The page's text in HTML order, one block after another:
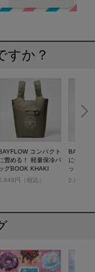
すか？
コンパクト
畳める！ 軽量保冷バ
ッグBOOK KHAKI
円（税込）
に畳める
ッグ
2,849円